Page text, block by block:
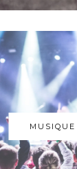
MUSIQUE